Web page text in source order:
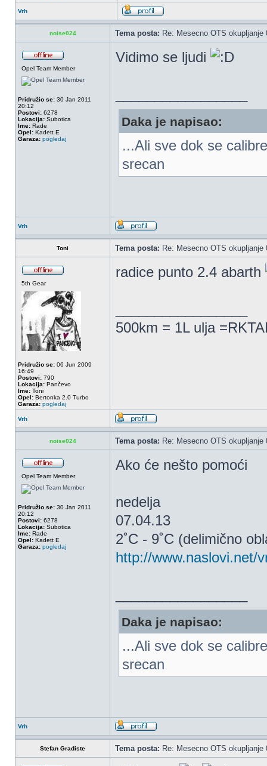
Vrh
noise024 Tema posta: Re: Mesecno OTS
Opel Team Member
Pridružio se: 30 Jan 2011
20:12
Postovi: 6278
Lokacija: Subotica
Ime: Rade
Opel: Kadett E
Garaza: pogledaj
Vidimo se ljudi
Daka je napisao:
...Ali sve dok se
srecan
Vrh
Toni Tema posta: Re: Mesecno OTS
5th Gear
Pridružio se: 06 Jun 2009
16:49
Postovi: 790
Lokacija: Pančevo
Ime: Toni
Opel: Bertonka 2.0 Turbo
Garaza: pogledaj
radice punto 2.4 abarth
500km = 1L ulja
Vrh
noise024 Tema posta: Re: Mesecno OTS
Opel Team Member
Pridružio se: 30 Jan 2011
20:12
Postovi: 6278
Lokacija: Subotica
Ime: Rade
Opel: Kadett E
Garaza: pogledaj
Ako će nešto pomoći
nedelja
07.04.13
2˚C - 9˚C (delimično
http://www.naslovi.net/
Daka je napisao:
...Ali sve dok se
srecan
Vrh
Stefan Gradiste Tema posta: Re: Mesecno OTS